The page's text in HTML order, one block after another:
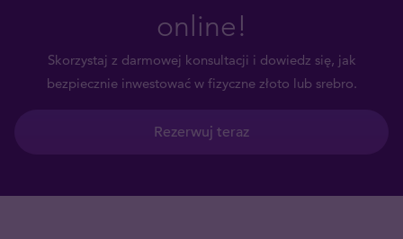
online!
Skorzystaj z darmowej konsultacji i dowiedz się, jak
bezpiecznie inwestować w fizyczne złoto lub srebro.
Rezerwuj teraz